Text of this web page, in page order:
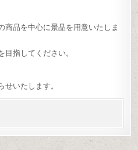
商品を中心に景品を用意いたしま
指してください。
せいたします。